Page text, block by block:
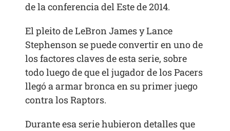
de la conferencia del Este de 2014.
El pleito de LeBron James y Lance
Stephenson se puede convertir en uno de
los factores claves de esta serie, sobre
todo luego de que el jugador de los Pacers
llegó a armar bronca en su primer juego
contra los Raptors.
Durante esa serie hubieron detalles que